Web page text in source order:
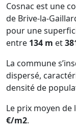
Cosnac est une
de Brive-la-
pour une
entre 134 m et
La commune
dispersé,
densité de
Le prix moyen de
€/m2.